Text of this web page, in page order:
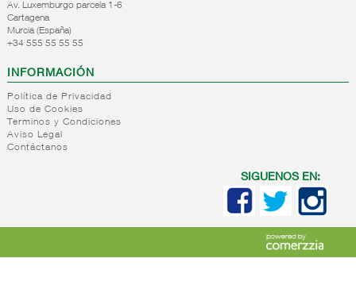
Av. Luxemburgo parcela 1-6
Cartagena
Murcia (España)
+34 555 55 55 55
INFORMACIÓN
Política de Privacidad
Uso de Cookies
Terminos y Condiciones
Aviso Legal
Contáctanos
SIGUENOS EN: